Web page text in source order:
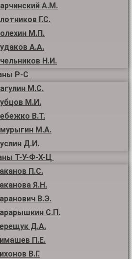
А.М.
Г.С.
М.П.
А.А.
Н.И.
Р-С
М.С.
М.И.
В.Т.
М.А.
Д.И.
Т-У-Ф-Х-Ц
П.С.
Я.Н.
В.Э.
С.П.
Д.А.
П.Е.
В.Г.